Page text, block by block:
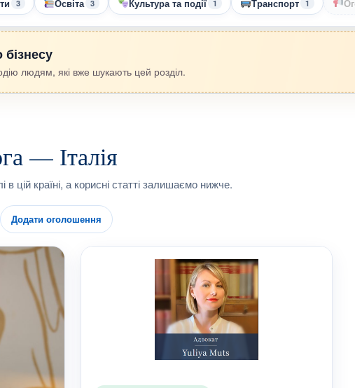
3 Освіта 3 Культура та події 1 Транспорт 1
людям, які вже шукають цей розділ.
— Італія
цій країні, а корисні статті залишаємо нижче.
Додати оголошення